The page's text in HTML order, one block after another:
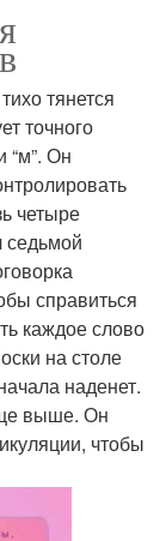
тянется
точного
“м”. Он
четыре
седьмой
справиться
каждое слово
на столе
наденет.
выше. Он
чтобы